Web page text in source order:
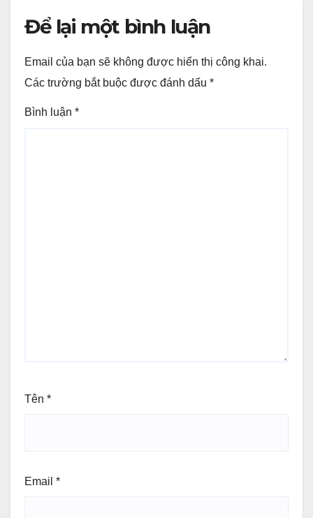
Để lại một bình luận
Email của bạn sẽ không được hiển thị công khai.
Các trường bắt buộc được đánh dấu *
Bình luận *
Tên *
Email *